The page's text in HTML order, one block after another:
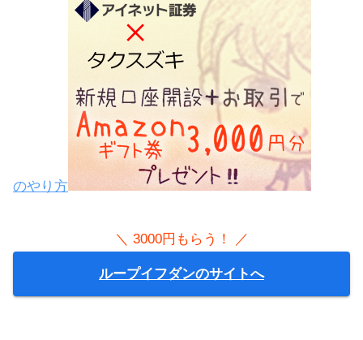
のやり方
＼ 3000円もらう！ ／
ループイフダンのサイトへ